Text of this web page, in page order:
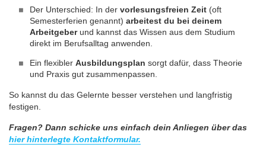
Der Unterschied: In der vorlesungsfreien Zeit (oft
Semesterferien genannt) arbeitest du bei deinem
Arbeitgeberund kannst das Wissen aus dem Studium
direkt im Berufsalltag anwenden.
Ein flexibler Ausbildungsplan sorgt dafür, dass Theorie
und Praxis gut zusammenpassen.
So kannst du das Gelernte besser verstehen und langfristig
festigen.
Fragen? Dann schicke uns einfach dein Anliegen über das
hier hinterlegte Kontaktformular.